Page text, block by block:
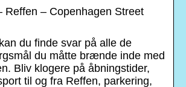
Reffen – Copenhagen Street
du finde svar på alle de
du måtte brænde inde med
Bliv klogere på åbningstider,
til og fra Reffen, parkering,